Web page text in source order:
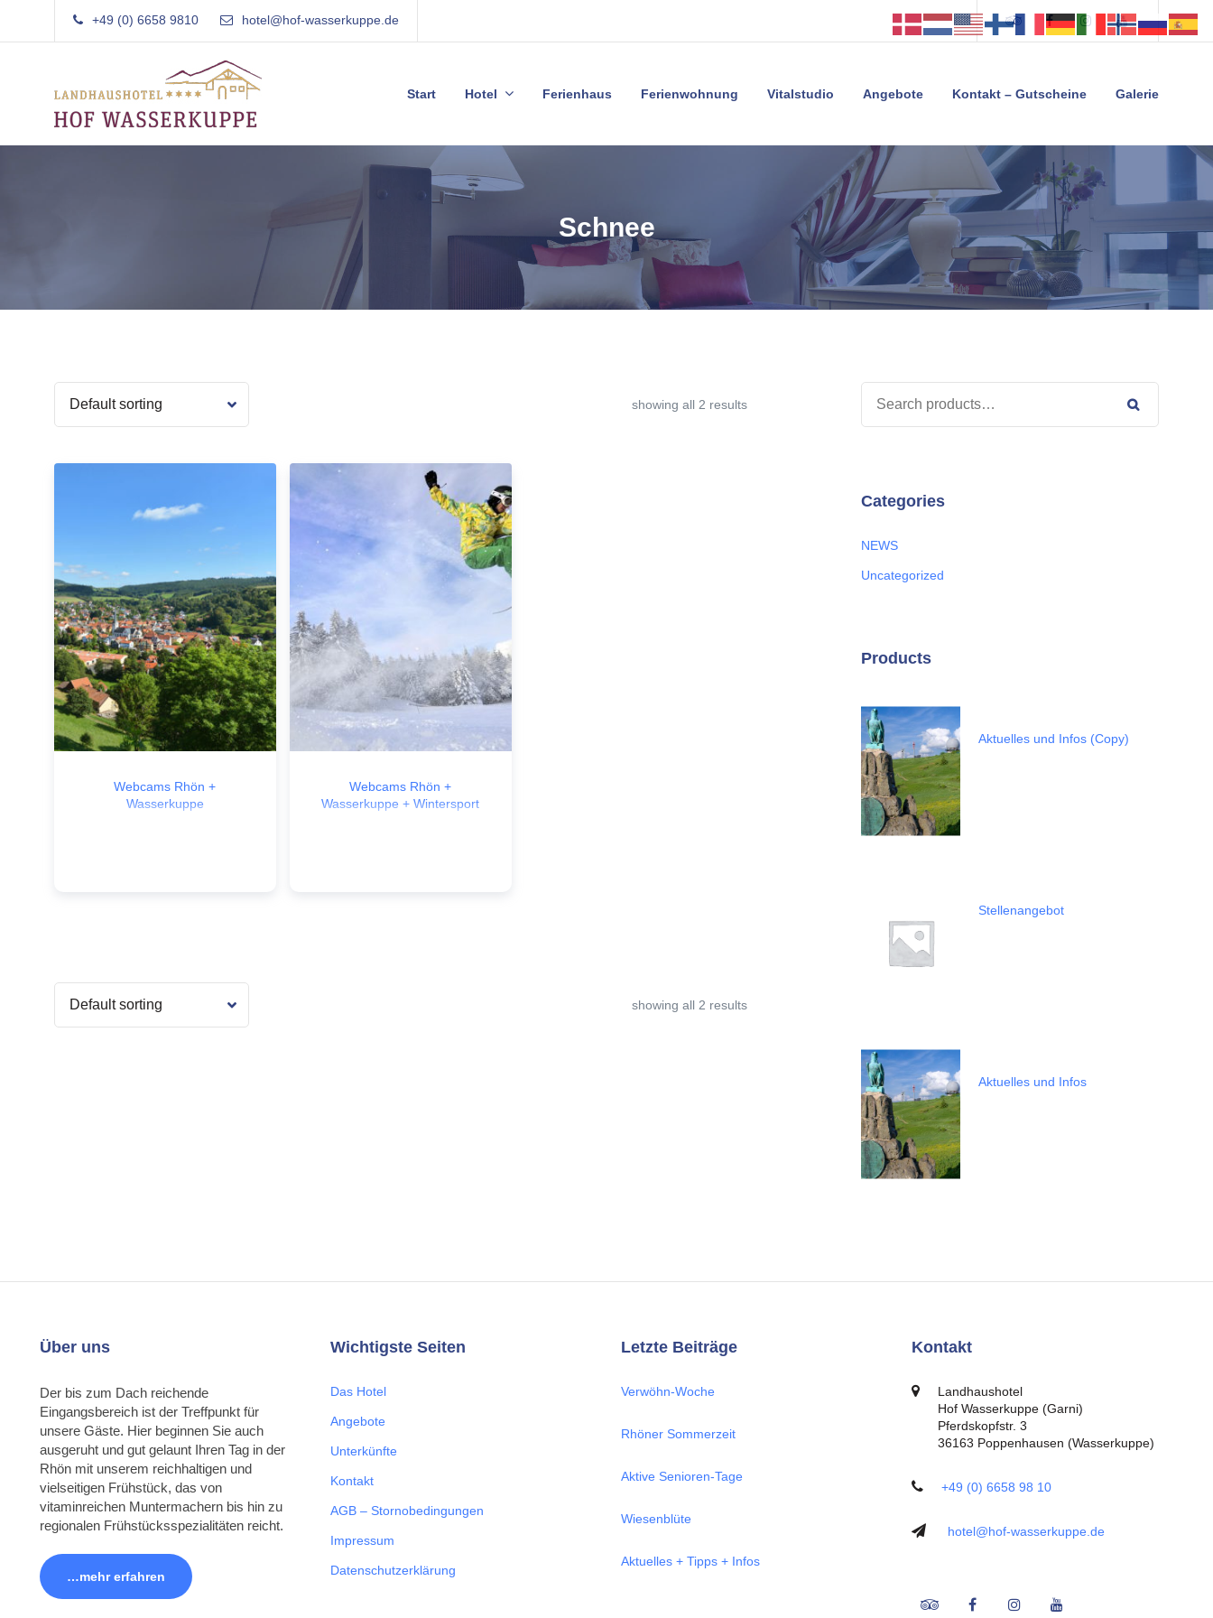
+49 (0) 6658 9810 hotel@hof-wasserkuppe.de Tripadvisor
FacebookInstagramYoutube
Landhaushotel Garni
Hof Wasserkuppe
Rhön
Familiär
geführtes
Landhaushotel
Start Hotel Ferienhaus Ferienwohnung Vitalstudio Angebote Kontakt – Gutscheine Galerie
Schnee
showing all 2 results
Webcams Rhön +
Wasserkuppe
Webcams Rhön +
Wasserkuppe + Wintersport
showing all 2 results
FOR:
Categories
NEWS
Uncategorized
Products
Aktuelles und Infos (Copy)
Stellenangebot
Aktuelles und Infos
Über uns
Der bis zum Dach reichende
Eingangsbereich ist der Treffpunkt für
unsere Gäste. Hier beginnen Sie auch
ausgeruht und gut gelaunt Ihren Tag in der
Rhön mit unserem reichhaltigen und
vielseitigen Frühstück, das von
vitaminreichen Muntermachern bis hin zu
regionalen Frühstücksspezialitäten reicht.
…mehr erfahren
Wichtigste Seiten
Das Hotel
Angebote
Unterkünfte
Kontakt
AGB – Stornobedingungen
Impressum
Datenschutzerklärung
Letzte Beiträge
Verwöhn-Woche
Rhöner Sommerzeit
Aktive Senioren-Tage
Wiesenblüte
Aktuelles + Tipps + Infos
Kontakt
Landhaushotel
Hof Wasserkuppe (Garni)
Pferdskopfstr. 3
36163 Poppenhausen (Wasserkuppe)
+49 (0) 6658 98 10
hotel@hof-wasserkuppe.de
TripadvisorFacebookInstagram